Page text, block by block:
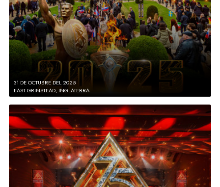
31 DE OCTUBRE DEL 2025
EAST GRINSTEAD, INGLATERRA